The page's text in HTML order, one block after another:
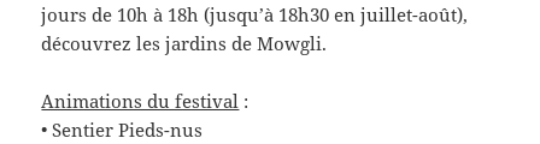
jours de 10h à 18h (jusqu’à 18h30 en juillet-août),
découvrez les jardins de Mowgli.
Animations du festival :
• Sentier Pieds-nus